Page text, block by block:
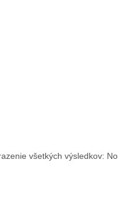
všetkých výsledkov: No